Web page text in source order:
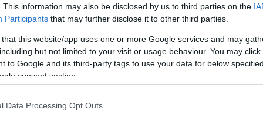
This information may also be disclosed by us to third parties on the
Participants that may further disclose it to other third parties.
that this website/app uses one or more Google services and may
but not limited to your visit or usage behaviour. You may
to Google and its third-party tags to use your data for below
consent section.
Data Processing Opt Outs
El cor es va fundar el 1999 i ha posat
de les caramelles i a concerts
altres recitals on els cinquanta
pel cant coral.
Cor Infantil de l'EMMManlleu que, amb
de Xevi Freixa, aportaran il·lusió i